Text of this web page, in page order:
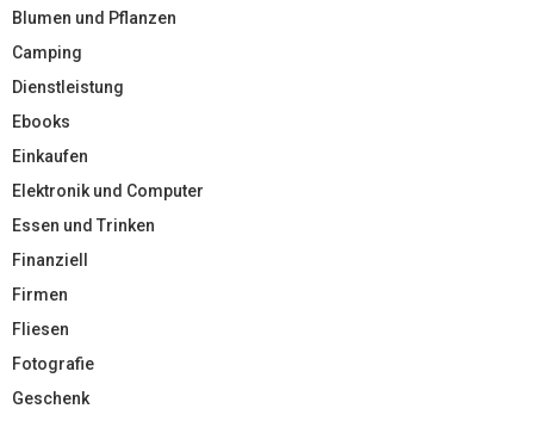
Blumen und Pflanzen
Camping
Dienstleistung
Ebooks
Einkaufen
Elektronik und Computer
Essen und Trinken
Finanziell
Firmen
Fliesen
Fotografie
Geschenk